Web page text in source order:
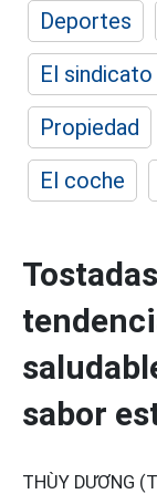
Deportes
El sindicato
Propiedad
El coche
sabor
THÙY DƯƠNG